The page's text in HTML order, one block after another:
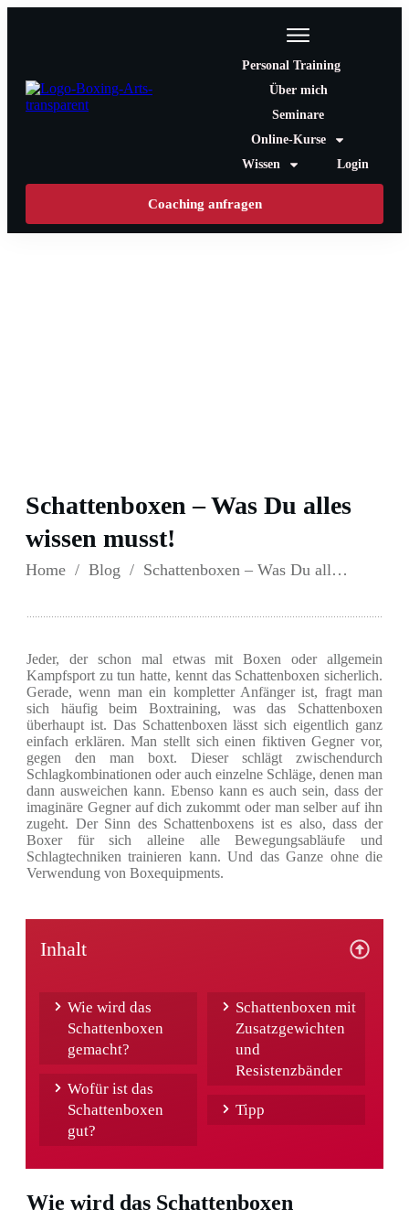
Personal Training
Über mich
Seminare
Online-Kurse
Wissen
Login
Coaching anfragen
Schattenboxen – Was Du alles
wissen musst!
Home / Blog / Schattenboxen – Was Du alles wissen musst!
Jeder, der schon mal etwas mit Boxen oder allgemein
Kampfsport zu tun hatte, kennt das Schattenboxen sicherlich.
Gerade, wenn man ein kompletter Anfänger ist, fragt man
sich häufig beim Boxtraining, was das Schattenboxen
überhaupt ist. Das Schattenboxen lässt sich eigentlich ganz
einfach erklären. Man stellt sich einen fiktiven Gegner vor,
gegen den man boxt. Dieser schlägt zwischendurch
Schlagkombinationen oder auch einzelne Schläge, denen man
dann ausweichen kann. Ebenso kann es auch sein, dass der
imaginäre Gegner auf dich zukommt oder man selber auf ihn
zugeht. Der Sinn des Schattenboxens ist es also, dass der
Boxer für sich alleine alle Bewegungsabläufe und
Schlagtechniken trainieren kann. Und das Ganze ohne die
Verwendung von Boxequipments.
Inhalt
Wie wird das
Schattenboxen
gemacht?
Wofür ist das
Schattenboxen
gut?
Schattenboxen mit
Zusatzgewichten
und
Resistenzbänder
Tipp
Wie wird das Schattenboxen